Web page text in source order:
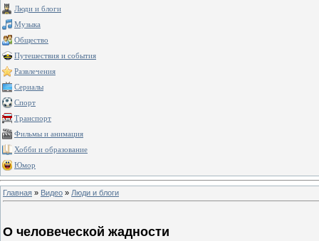
Люди и блоги
Музыка
Общество
Путешествия и события
Развлечения
Сериалы
Спорт
Транспорт
Фильмы и анимация
Хобби и образование
Юмор
Главная » Видео » Люди и блоги
О человеческой жадности